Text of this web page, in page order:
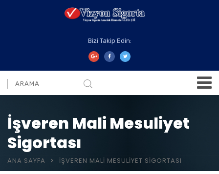
Bizi Takip Edin:
İşveren Mali Mesuliyet
Sigortası
ANA SAYFA İŞVEREN MALI MESULIYET SIGORTASI